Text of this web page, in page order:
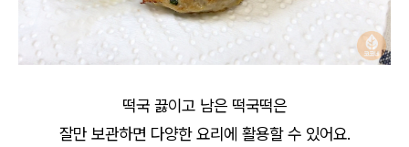
떡국 끓이고 남은 떡국떡은
잘만 보관하면 다양한 요리에 활용할 수 있어요.